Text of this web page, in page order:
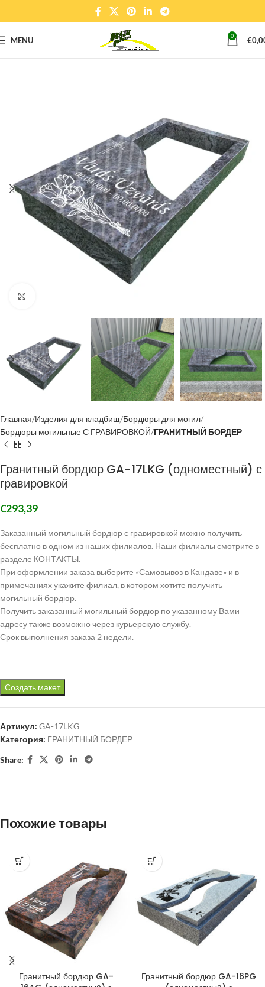
MENU 0 €
Главная Изделия для кладбищ Бордюры для могил
Бордюры могильные С ГРАВИРОВКОЙ ГРАНИТНЫЙ БОРДЕР
Гранитный бордюр GA-17LKG (одноместный) с
гравировкой
€293,39
Заказанный могильный бордюр с гравировкой можно получить
бесплатно в одном из наших филиалов. Наши филиалы смотрите в
разделе КОНТАКТЫ.
При оформлении заказа выберите «Самовывоз в Кандаве» и в
примечаниях укажите филиал, в котором хотите получить
могильный бордюр.
Получить заказанный могильный бордюр по указанному Вами
адресу также возможно через курьерскую службу.
Срок выполнения заказа 2 недели.
Создать макет
Артикул: GA-17LKG
Категория: ГРАНИТНЫЙ БОРДЕР
Share:
Похожие товары
Гранитный бордюр GA-
Гранитный бордюр GA-16PG